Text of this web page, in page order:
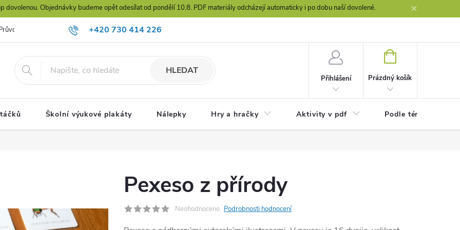
dovolenou. Objednávky budeme opět odesílat od pondělí 10.8. PDF materiály odcházejí automaticky i po dobu naší dovolené.
+420 730 414 226
jana@prirodadokapsy.cz
výběrem karet
HLEDAT
Přihlášení
NÁKUPNÍ
Prázdný košík
Školní výukové plakáty Nálepky Hry a hračky Aktivity v pdf Podle témat
Pexeso z přírody
Neohodnoceno Podrobnosti hodnocení